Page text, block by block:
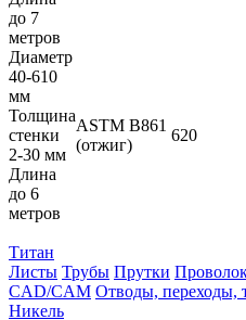
до 7
метров
Диаметр
40-610
мм
Толщина
стенки
2-30 мм
Длина
до 6
метров
ASTM B861
(отжиг)
620
Титан
Листы Трубы Прутки
CAD/CAM Отводы, переходы,
Никель